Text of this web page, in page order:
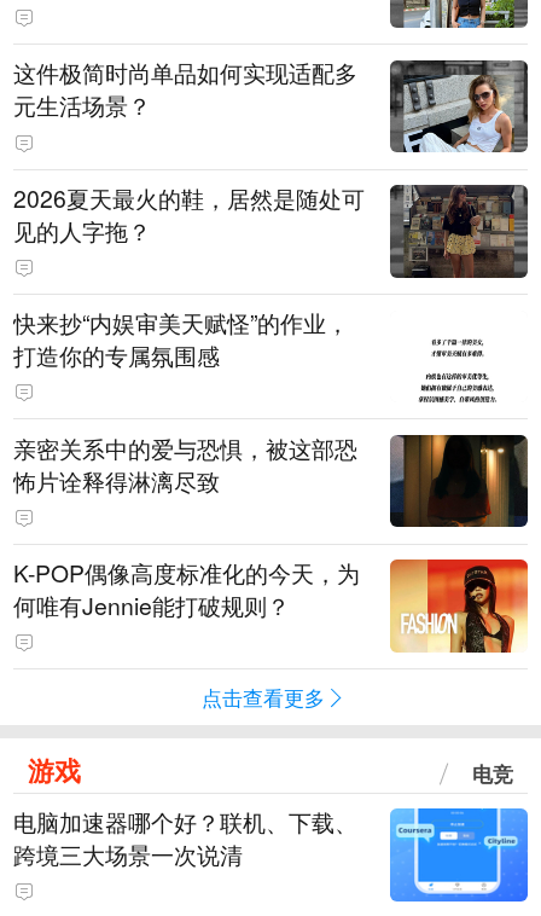
这件极简时尚单品如何实现适配多
元生活场景？
2026夏天最火的鞋，居然是随处可
见的人字拖？
快来抄“内娱审美天赋怪”的作业，
打造你的专属氛围感
亲密关系中的爱与恐惧，被这部恐
怖片诠释得淋漓尽致
K-POP偶像高度标准化的今天，为
何唯有Jennie能打破规则？
点击查看更多
游戏 电竞
电脑加速器哪个好？联机、下载、
跨境三大场景一次说清